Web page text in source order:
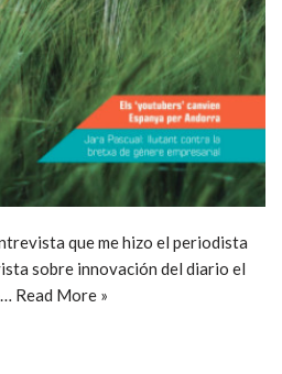
que me hizo el periodista
sobre innovación del diario el
Read More »